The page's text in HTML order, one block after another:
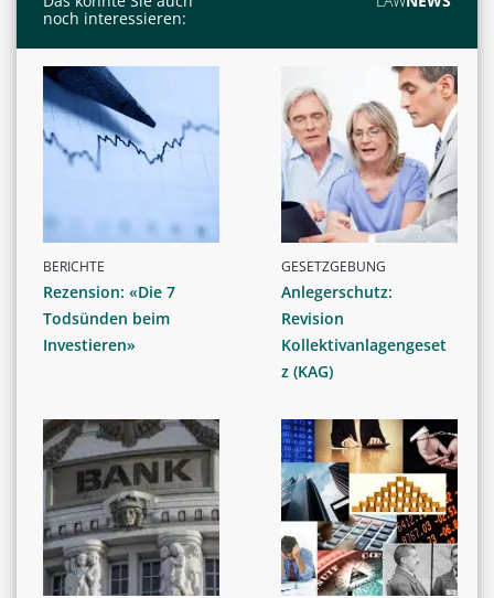
noch interessieren:
BERICHTE
Rezension: «Die 7
Todsünden beim
Investieren»
GESETZGEBUNG
Anlegerschutz:
Revision
Kollektivanlagengeset
z (KAG)